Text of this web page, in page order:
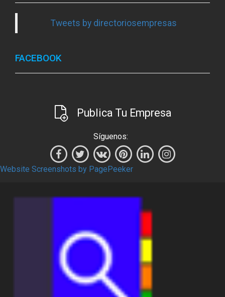
Tweets by directoriosempresas
FACEBOOK
Publica Tu Empresa
Síguenos:
Website Screenshots by PagePeeker